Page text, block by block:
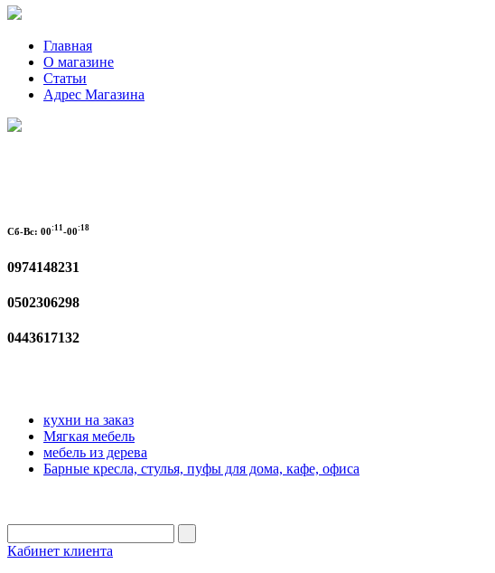
Главная
О магазине
Статьи
Адрес Магазина
Сб-Вс: 00:11 -00:18
0974148231
0502306298
0443617132
кухни на заказ
Мягкая мебель
мебель из дерева
Барные кресла, стулья, пуфы для дома, кафе, офиса
Кабинет клиента